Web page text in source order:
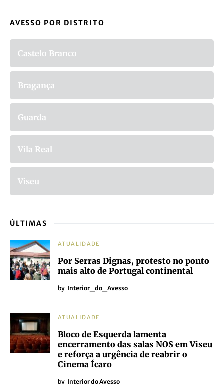
AVESSO POR DISTRITO
Castelo Branco
Bragança
Guarda
Vila Real
Viseu
ÚLTIMAS
ATUALIDADE
Por Serras Dignas, protesto no ponto
mais alto de Portugal continental
by Interior_do_Avesso
ATUALIDADE
Bloco de Esquerda lamenta
encerramento das salas NOS em Viseu
e reforça a urgência de reabrir o
Cinema Ícaro
by Interior do Avesso